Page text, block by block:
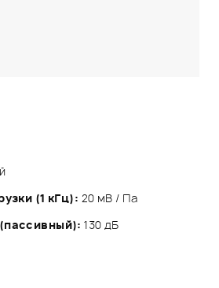
(1 кГц): 20 мВ / Па
130 дБ